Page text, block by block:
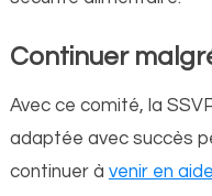
Continuer
Avec ce comité, la
adaptée avec succès
continuer à venir en